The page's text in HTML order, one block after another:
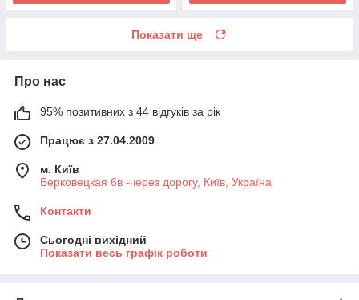
Показати ще
Про нас
95% позитивних з 44 відгуків за рік
Працює з 27.04.2009
м. Київ
Берковецкая 6в -через дорогу, Київ, Україна
Контакти
Сьогодні вихідний
Показати весь графік роботи